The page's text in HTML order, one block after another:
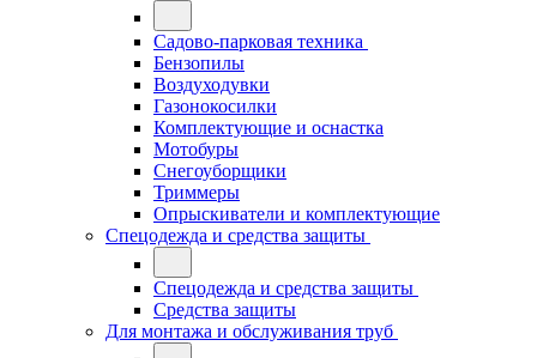
Садово-парковая техника
Бензопилы
Воздуходувки
Газонокосилки
Комплектующие и оснастка
Мотобуры
Снегоуборщики
Триммеры
Опрыскиватели и комплектующие
Спецодежда и средства защиты
Спецодежда и средства защиты
Средства защиты
Для монтажа и обслуживания труб